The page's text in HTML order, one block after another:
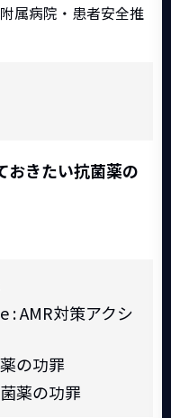
属病院・患者安全推
おきたい抗菌薬の
: AMR対策アクシ
の功罪
薬の功罪